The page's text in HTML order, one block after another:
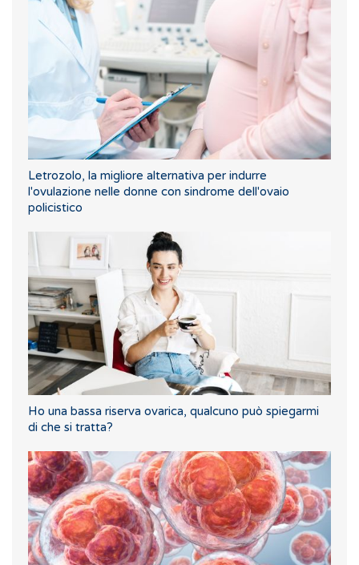
Letrozolo, la migliore alternativa per indurre
l'ovulazione nelle donne con sindrome dell'ovaio
policistico
Ho una bassa riserva ovarica, qualcuno può spiegarmi
di che si tratta?